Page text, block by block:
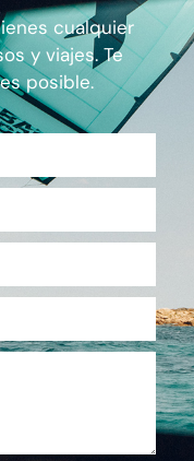
cualquier
y viajes. Te
posible.